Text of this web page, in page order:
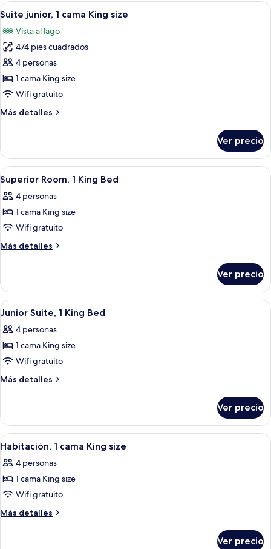
camas
matrimoniales
Abrir
todas
las
fotos
de
Suite
junior,
cama
Una sala moderna con un sofá
7
Suite junior, 1 cama King size
Vista al lago
474 pies cuadrados
4 personas
1 cama King size
Wifi gratuito
Más detalles
Más
junior,
cama
King
size
Ver precio
Abrir
todas
las
fotos
de
Superior
King
Bed
Habitación de hotel con cama,
9
Superior Room, 1 King Bed
4 personas
1 cama King size
Wifi gratuito
Más detalles
Más
Room,
King
Ver precio
Abrir
todas
las
fotos
de
Junior
King
Bed
Una habitación de hotel con una
8
Junior Suite, 1 King Bed
4 personas
1 cama King size
Wifi gratuito
Más detalles
Más
Suite,
King
Ver precio
Abrir
todas
las
fotos
de
Habitación,
Habitación de hotel con cama, dos
2
Habitación, 1 cama King size
4 personas
1 cama King size
Wifi gratuito
Más detalles
Más
Ver precio